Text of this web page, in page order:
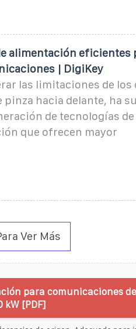
alimentación eficientes
| DigiKey
las limitaciones de
pinza hacia delante, ha
de tecnologías
que ofrecen mayor
Ver Más
para comunicaciones
kW [PDF]